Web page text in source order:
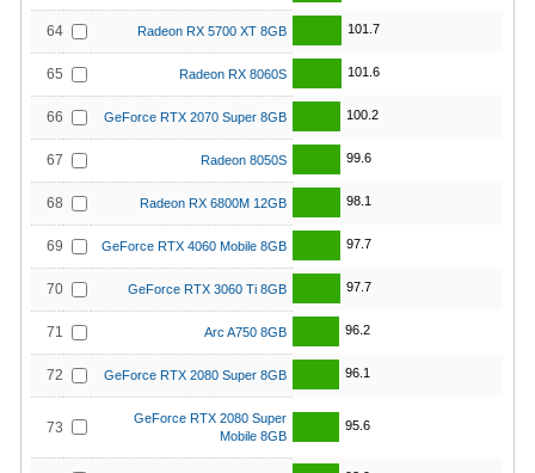
64 Radeon RX 5700 XT 8GB 101.7
65 Radeon RX 8060S 101.6
66 GeForce RTX 2070 Super 8GB 100.2
67 Radeon 8050S 99.6
68 Radeon RX 6800M 12GB 98.1
69 GeForce RTX 4060 Mobile 8GB 97.7
70 GeForce RTX 3060 Ti 8GB 97.7
71 Arc A750 8GB 96.2
72 GeForce RTX 2080 Super 8GB 96.1
73
GeForce RTX 2080 Super
Mobile 8GB
95.6